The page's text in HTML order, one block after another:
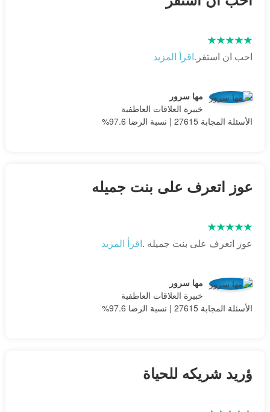
احب ان استقر.اقرأ المزيد
مها سرور
خبيرة العلاقات العاطفية
الأسئلة المجابة 27615 | نسبة الرضا 97.6%
عوز اتعرف على بنت جميله
عوز اتعرف على بنت جميله .اقرأ المزيد
مها سرور
خبيرة العلاقات العاطفية
الأسئلة المجابة 27615 | نسبة الرضا 97.6%
ؤريد شريكه للحياة